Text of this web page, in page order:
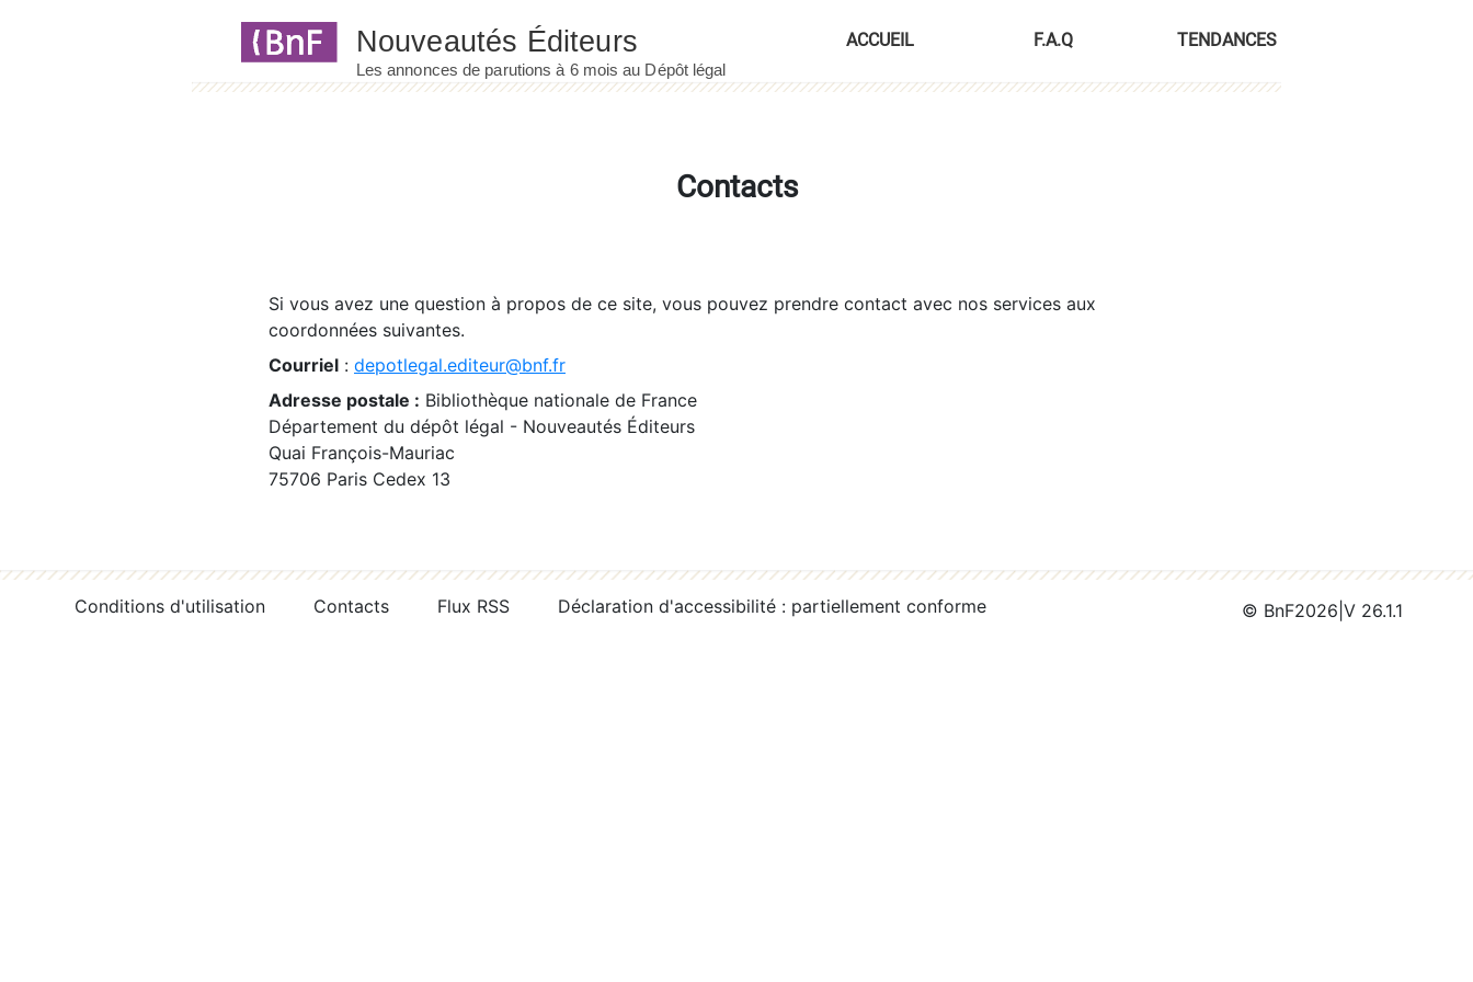
ACCUEIL F.A.Q TENDANCES
Contacts
Si vous avez une question à propos de ce site, vous pouvez prendre contact avec nos services aux
coordonnées suivantes.
Courriel : depotlegal.editeur@bnf.fr
Adresse postale : Bibliothèque nationale de France
Département du dépôt légal - Nouveautés Éditeurs
Quai François-Mauriac
75706 Paris Cedex 13
Conditions d'utilisation Contacts Flux RSS Déclaration d'accessibilité : partiellement conforme © BnF2026 V 26.1.1